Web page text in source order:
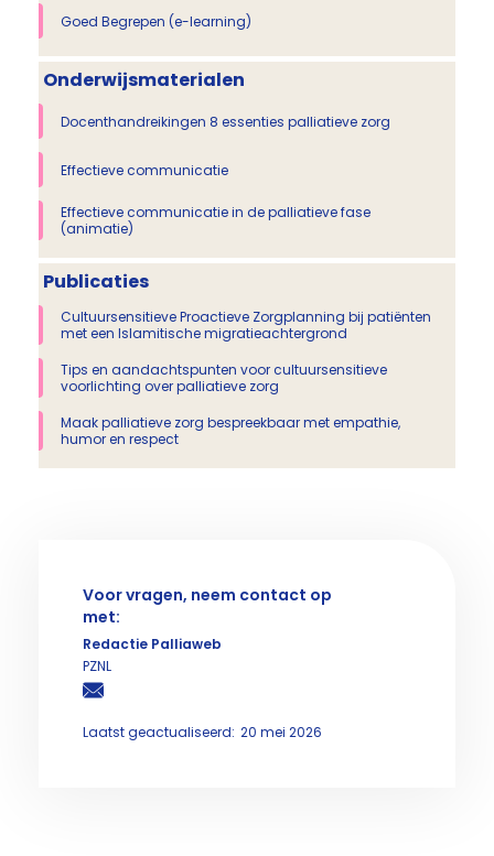
Goed Begrepen (e-learning)
Onderwijsmaterialen
Docenthandreikingen 8 essenties palliatieve zorg
Effectieve communicatie
Effectieve communicatie in de palliatieve fase
(animatie)
Publicaties
Cultuursensitieve Proactieve Zorgplanning bij patiënten
met een Islamitische migratieachtergrond
Tips en aandachtspunten voor cultuursensitieve
voorlichting over palliatieve zorg
Maak palliatieve zorg bespreekbaar met empathie,
humor en respect
Voor vragen, neem contact op
met:
Redactie Palliaweb
PZNL
Laatst geactualiseerd: 20 mei 2026